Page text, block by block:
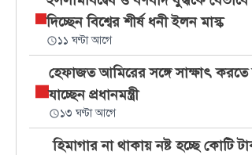
দিচ্ছেন বিশ্বের শীর্ষ ধনী ইলন মাস্ক
১১ ঘণ্টা আগে
হেফাজত আমিরের সঙ্গে সাক্ষাৎ
যাচ্ছেন প্রধানমন্ত্রী
১৩ ঘণ্টা আগে
হিমাগার না থাকায় নষ্ট হচ্ছে কোটি